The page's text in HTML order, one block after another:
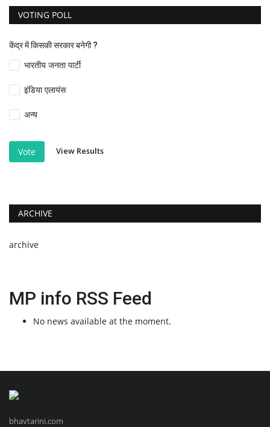
VOTING POLL
केंद्र में किसकी सरकार बनेगी ?
भारतीय जनता पार्टी
इंडिया एलायंस
अन्य
Vote View Results
ARCHIVE
archive
MP info RSS Feed
No news available at the moment.
bhavtarini.com